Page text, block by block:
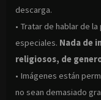
descarga.
• Tratar de hablar de
especiales. Nada de
religiosos, de
• Imágenes están
no sean demasiado